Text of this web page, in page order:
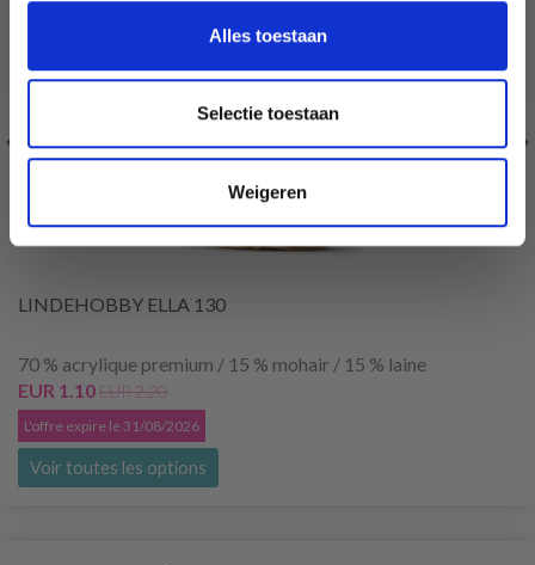
Alles toestaan
Selectie toestaan
Weigeren
LINDEHOBBY ELLA 130
70 % acrylique premium / 15 % mohair / 15 % laine
EUR 1.10EUR 2.20
L'offre expire le 31/08/2026
Voir toutes les options